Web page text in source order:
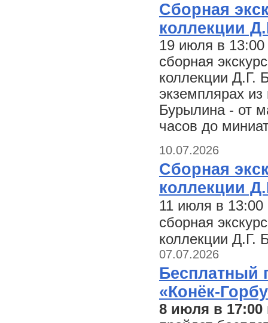
Сборная
коллекции
19 июля в
сборная
коллекции Д.Г.
экземплярах
Бурылина - от
часов до
10.07.2026
Сборная
коллекции
11 июля в 13:00
сборная
коллекции Д.Г.
07.07.2026
Бесплатный
«Конёк-
8 июля в 17:00